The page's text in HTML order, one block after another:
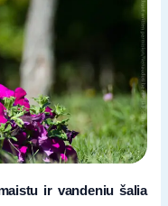
ir vandeniu šalia